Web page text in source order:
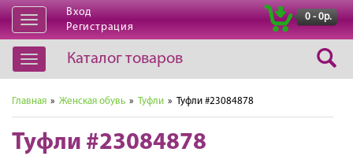
Открыть
навигацию
Вход
Регистрация
0 - 0р.
Открыть
навигацию
Каталог товаров
Главная » Женская обувь » Туфли » Туфли #23084878
Туфли #23084878